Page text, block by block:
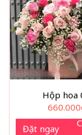
Hộp hoa
660.000
Đặt ngay